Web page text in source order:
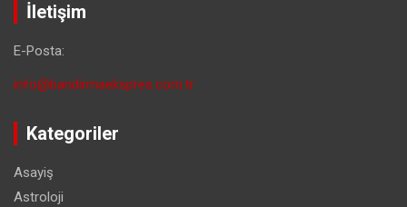
İletişim
E-Posta:
info@bandirmaekspres.com.tr
Kategoriler
Asayiş
Astroloji